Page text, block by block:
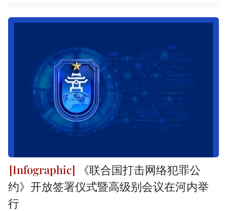
《联合国打击网络犯罪公
约》开放签署仪式暨高级别会议在河内举
行